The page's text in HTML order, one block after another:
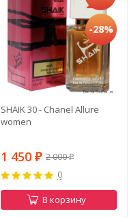
-28%
SHAIK 30 - Chanel Allure
women
1 450 ₽ 2 000₽
0
В корзину